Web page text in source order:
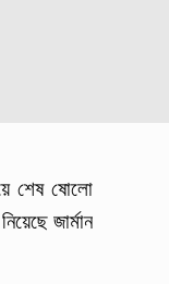
শেষ ষোলো
জার্মান